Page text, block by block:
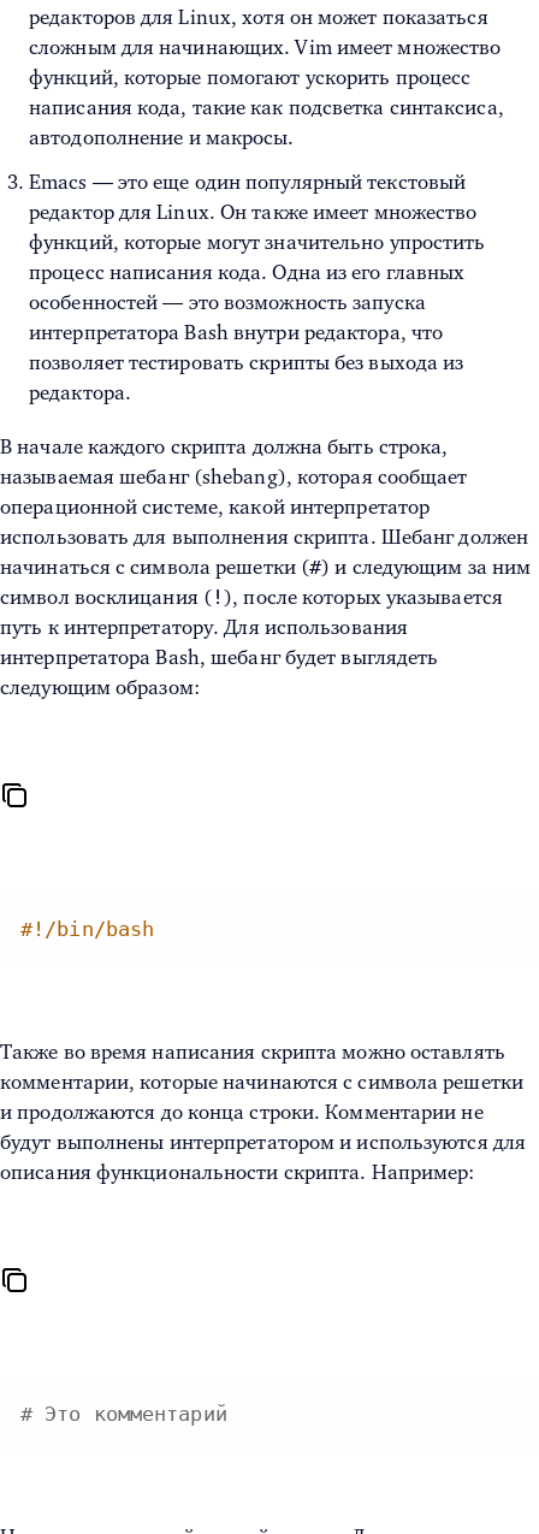
редакторов для Linux, хотя он может показаться
сложным для начинающих. Vim имеет множество
функций, которые помогают ускорить процесс
написания кода, такие как подсветка синтаксиса,
автодополнение и макросы.
Emacs — это еще один популярный текстовый
редактор для Linux. Он также имеет множество
функций, которые могут значительно упростить
процесс написания кода. Одна из его главных
особенностей — это возможность запуска
интерпретатора Bash внутри редактора, что
позволяет тестировать скрипты без выхода из
редактора.
В начале каждого скрипта должна быть строка,
называемая шебанг (shebang), которая сообщает
операционной системе, какой интерпретатор
использовать для выполнения скрипта. Шебанг должен
начинаться с символа решетки (#) и следующим за ним
символ восклицания ( !), после которых указывается
путь к интерпретатору. Для использования
интерпретатора Bash, шебанг будет выглядеть
следующим образом:
#!/bin/bash
Также во время написания скрипта можно оставлять
комментарии, которые начинаются с символа решетки
и продолжаются до конца строки. Комментарии не
будут выполнены интерпретатором и используются для
описания функциональности скрипта. Например:
# Это комментарий